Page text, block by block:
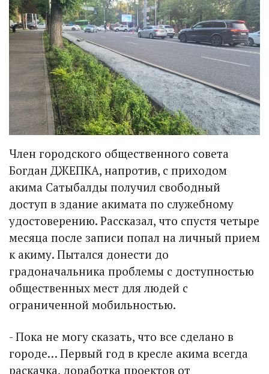
Член городского общественного совета
Богдан ДЖЕПКА, напротив, с приходом
акима Сатыбалды получил свободный
доступ в здание акимата по служебному
удостоверению. Рассказал, что спустя четыре
месяца после записи попал на личный прием
к акиму. Пытался донести до
градоначальника проблемы с доступностью
общественных мест для людей с
ограниченной мобильностью.
- Пока не могу сказать, что все сделано в
городе… Первый год в кресле акима всегда
раскачка, доработка проектов от